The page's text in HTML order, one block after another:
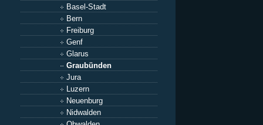
Basel-Stadt
Bern
Freiburg
Genf
Glarus
Graubünden
Jura
Luzern
Neuenburg
Nidwalden